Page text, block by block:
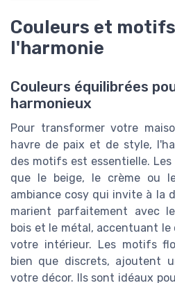
Couleurs et
l'harmonie
Couleurs équilibrées
harmonieux
Pour transformer votre
havre de paix et de style,
des motifs est essentielle.
que le beige, le crème ou
ambiance cosy qui invite à la
marient parfaitement avec
bois et le métal, accentuant
votre intérieur. Les motifs
bien que discrets, ajoutent
votre décor. Ils sont idéaux